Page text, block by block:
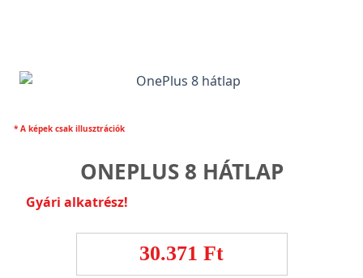
* A képek csak illusztrációk
ONEPLUS 8 HÁTLAP
Gyári alkatrész!
30.371 Ft